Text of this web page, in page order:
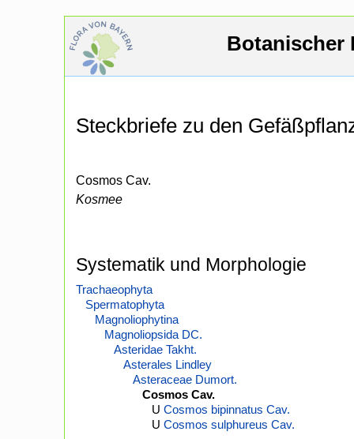
Botanischer
Steckbriefe zu den
Cosmos Cav.
Kosmee
Systematik und Morphologie
Trachaeophyta
Spermatophyta
Magnoliophytina
Magnoliopsida DC.
Asteridae Takht.
Asterales Lindley
Asteraceae Dumort.
Cosmos Cav.
U Cosmos bipinnatus Cav.
U Cosmos sulphureus Cav.